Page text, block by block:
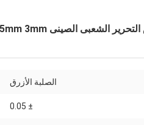
الصلبة الأزرق
± 0.05